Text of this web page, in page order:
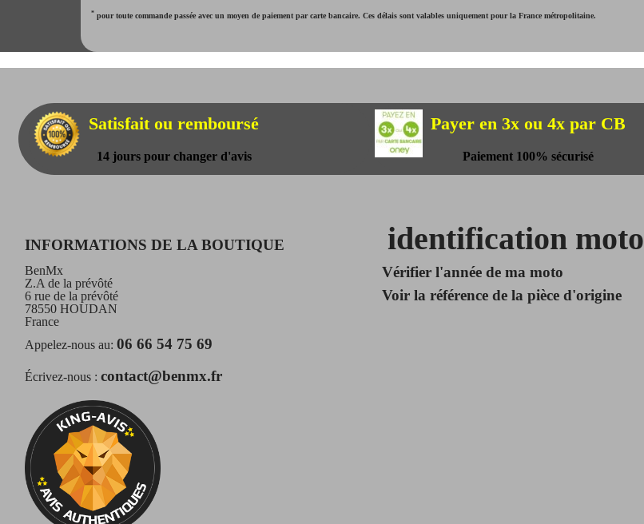
*pour toute commande passée avec un moyen de paiement par carte bancaire. Ces délais sont valables uniquement pour la France métropolitaine.
Satisfait ou remboursé
14 jours pour changer d'avis
Payer en 3x ou 4x par CB
Paiement 100% sécurisé
INFORMATIONS DE LA BOUTIQUE
BenMx
Z.A de la prévôté
6 rue de la prévôté
78550 HOUDAN
France
Appelez-nous au: 06 66 54 75 69
Écrivez-nous : contact@benmx.fr
identification moto
Vérifier l'année de ma moto
Voir la référence de la pièce d'origine